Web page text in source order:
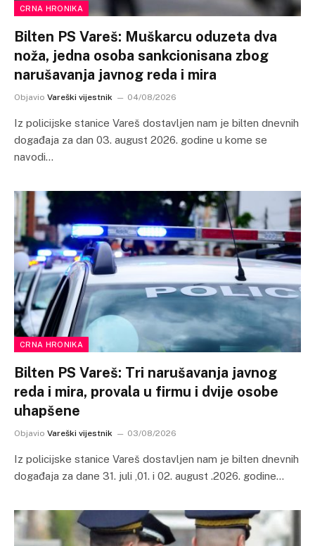
CRNA HRONIKA
Bilten PS Vareš: Muškarcu oduzeta dva
noža, jedna osoba sankcionisana zbog
narušavanja javnog reda i mira
Objavio Vareški vijestnik 04/08/2026
Iz policijske stanice Vareš dostavljen nam je bilten dnevnih
događaja za dan 03. august 2026. godine u kome se
navodi…
CRNA HRONIKA
Bilten PS Vareš: Tri narušavanja javnog
reda i mira, provala u firmu i dvije osobe
uhapšene
Objavio Vareški vijestnik 03/08/2026
Iz policijske stanice Vareš dostavljen nam je bilten dnevnih
događaja za dane 31. juli ,01. i 02. august .2026. godine…